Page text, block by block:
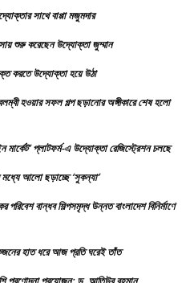
সাথে বাপ্পা মজুমদার
শুরু করেছেন উদ্যোক্তা জুম্মান
করতে উদ্যোক্তা হয়ে উঠা
হওয়ার সফল গল্প ছড়ানোর অঙ্গীকারে শেষ হলো
মার্কেট’ প্লাটফর্ম-এ উদ্যোক্তা রেজিস্ট্রেশন চলছে
মধ্যে আলো ছড়াচ্ছে ‘সুকন্যা’
পরিবেশ বান্ধব শিল্পসমৃদ্ধ উন্নত বাংলাদেশ বিনির্মাণে
হাত ধরে আজ প্রতি ঘরেই তাঁত